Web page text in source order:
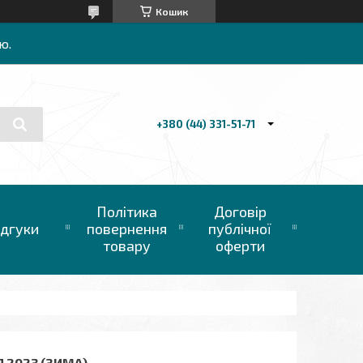
Кошик
+380 (44) 331-51-71
Політика
повернення
товару
Договір
публічної
оферти